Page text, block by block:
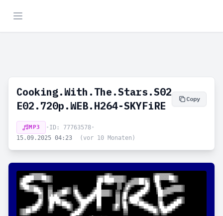
Cooking.With.The.Stars.S02
E02.720p.WEB.H264-SKYFiRE
Copy
MP3 • ID: 77763578•
15.09.2025 04:23
(vor 10 Monaten)